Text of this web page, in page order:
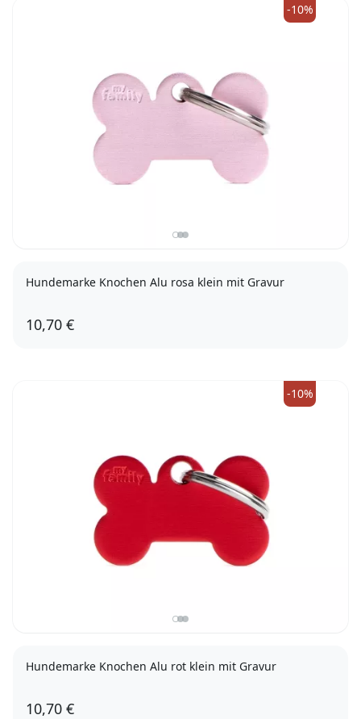
-10%
Hundemarke Knochen Alu rosa klein mit Gravur
10,70 €
-10%
Hundemarke Knochen Alu rot klein mit Gravur
10,70 €